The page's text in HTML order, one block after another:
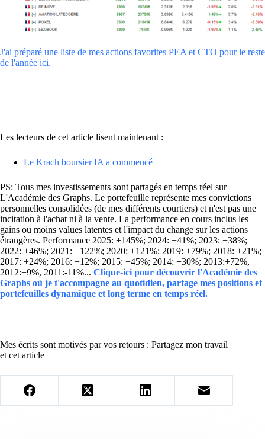
J'ai préparé une liste de mes actions favorites PEA et CTO pour le reste
de l'année ici.
Les lecteurs de cet article lisent maintenant :
Le Krach boursier IA a commencé
PS: Tous mes investissements sont partagés en temps réel sur
L'Académie des Graphs. Le portefeuille représente mes convictions
personnelles consolidées (de mes différents courtiers) et n'est pas une
incitation à l'achat ni à la vente. La performance en cours inclus les
gains ou moins values latentes et l'impact du change sur les actions
étrangères. Performance 2025: +145%; 2024: +41%; 2023: +38%;
2022: +46%; 2021: +122%; 2020: +121%; 2019: +79%; 2018: +21%;
2017: +24%; 2016: +12%; 2015: +45%; 2014: +30%; 2013:+72%,
2012:+9%, 2011:-11%... Clique-ici pour découvrir l'Académie des
Graphs où je t'accompagne au quotidien, partage mes positions et
portefeuilles dynamique et long terme en temps réel.
Mes écrits sont motivés par vos retours : Partagez mon travail
et cet article